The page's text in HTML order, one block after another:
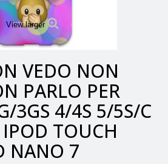
View larger
VEDO NON
PARLO PER
3GS 4/4S 5/5S/C
TOUCH
NANO 7